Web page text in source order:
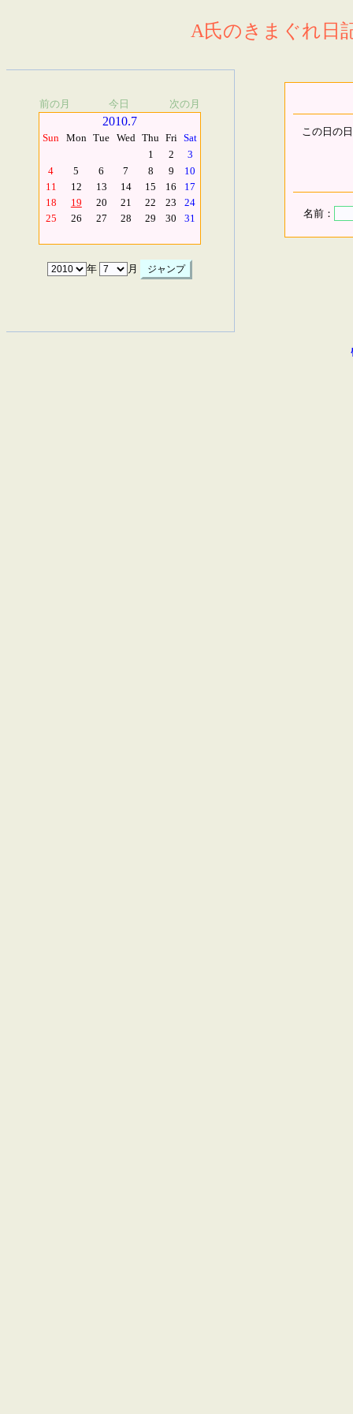
A氏のきまぐれ日
前の月 今日 次の月
2010.7
Sun Mon Tue Wed Thu Fri Sat
1
2
3
4
5 6 7 8 9
10
11
12 13 14 15 16
17
18
19 20 21 22 23
24
25
26 27 28 29 30 31
年 月
この日の
名前：